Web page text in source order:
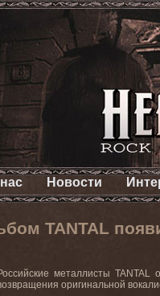
Новости
TANTAL
металлисты
оригинальной